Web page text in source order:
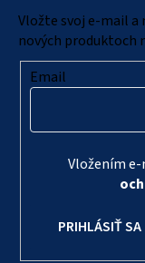
Vložte svoj e-mail a
nových produktoch
Email
Vložením
PRIHLÁSIŤ SA